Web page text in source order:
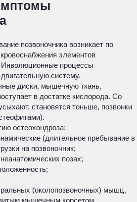
позвоночника возникает по
элементов
Инволюционные процессы
систему.
диски, мышечную ткань,
в достатке кислорода. Со
становятся тоньше, позвонки
остеохондроза:
(длительное пребывание в
на позвоночник;
позах;
(околопозвоночных) мышц,
мышечным корсетом.